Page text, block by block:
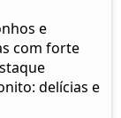
e
com forte
delícias e